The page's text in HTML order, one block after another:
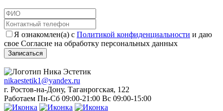
Я ознакомлен(а) с Политикой конфиденциальности и даю
свое Согласие на обработку персональных данных
Записаться
nikaestetik1@yandex.ru
г. Ростов-на-Дону, Таганрогская, 122
Работаем Пн-Сб 09:00-21:00 Вс 09:00-15:00